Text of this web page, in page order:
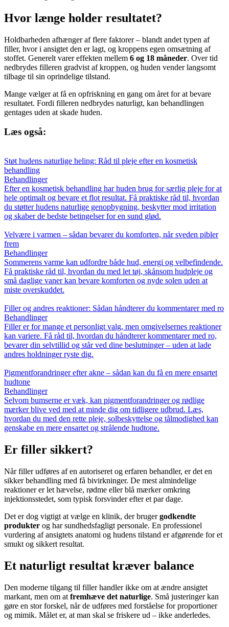
Hvor længe holder resultatet?
Holdbarheden afhænger af flere faktorer – blandt andet typen af
filler, hvor i ansigtet den er lagt, og kroppens egen omsætning af
stoffet. Generelt varer effekten mellem 6 og 18 måneder. Over tid
nedbrydes filleren gradvist af kroppen, og huden vender langsomt
tilbage til sin oprindelige tilstand.
Mange vælger at få en opfriskning en gang om året for at bevare
resultatet. Fordi filleren nedbrydes naturligt, kan behandlingen
gentages uden at skade huden.
Læs også:
Støt hudens naturlige heling: Råd til pleje efter en kosmetisk
behandling
Behandlinger
Efter en kosmetisk behandling har huden brug for særlig pleje for at
hele optimalt og bevare et flot resultat. Få praktiske råd til, hvordan
du støtter hudens naturlige genopbygning, beskytter mod irritation
og skaber de bedste betingelser for en sund glød.
Velvære i varmen – sådan bevarer du komforten, når sveden pibler
frem
Behandlinger
Sommerens varme kan udfordre både hud, energi og velbefindende.
Få praktiske råd til, hvordan du med let tøj, skånsom hudpleje og
små daglige vaner kan bevare komforten og nyde solen uden at
miste overskuddet.
Filler og andres reaktioner: Sådan håndterer du kommentarer med ro
Behandlinger
Filler er for mange et personligt valg, men omgivelsernes reaktioner
kan variere. Få råd til, hvordan du håndterer kommentarer med ro,
bevarer din selvtillid og står ved dine beslutninger – uden at lade
andres holdninger ryste dig.
Pigmentforandringer efter akne – sådan kan du få en mere ensartet
hudtone
Behandlinger
Selvom bumserne er væk, kan pigmentforandringer og rødlige
mærker blive ved med at minde dig om tidligere udbrud. Læs,
hvordan du med den rette pleje, solbeskyttelse og tålmodighed kan
genskabe en mere ensartet og strålende hudtone.
Er filler sikkert?
Når filler udføres af en autoriseret og erfaren behandler, er det en
sikker behandling med få bivirkninger. De mest almindelige
reaktioner er let hævelse, rødme eller blå mærker omkring
injektionsstedet, som typisk forsvinder efter et par dage.
Det er dog vigtigt at vælge en klinik, der brugergodkendte
produkter og har sundhedsfagligt personale. En professionel
vurdering af ansigtets anatomi og hudens tilstand er afgørende for et
smukt og sikkert resultat.
Et naturligt resultat kræver balance
Den moderne tilgang til filler handler ikke om at ændre ansigtet
markant, men om at fremhæve det naturlige. Små justeringer kan
gøre en stor forskel, når de udføres med forståelse for proportioner
og mimik. Målet er, at man skal se friskere ud – ikke anderledes.